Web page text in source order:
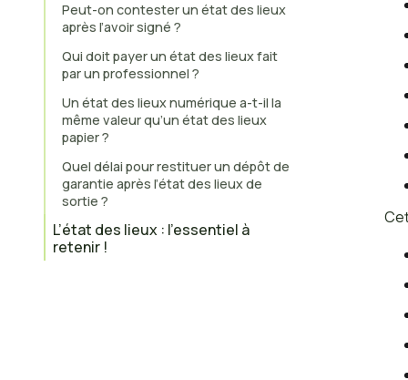
Peut-on contester un état des lieux
après l’avoir signé ?
Qui doit payer un état des lieux fait
par un professionnel ?
Un état des lieux numérique a-t-il la
même valeur qu’un état des lieux
papier ?
Quel délai pour restituer un dépôt de
garantie après l’état des lieux de
sortie ?
L’état des lieux : l’essentiel à
retenir !